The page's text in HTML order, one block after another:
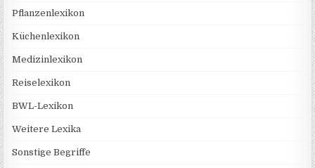
Pflanzenlexikon
Küchenlexikon
Medizinlexikon
Reiselexikon
BWL-Lexikon
Weitere Lexika
Sonstige Begriffe